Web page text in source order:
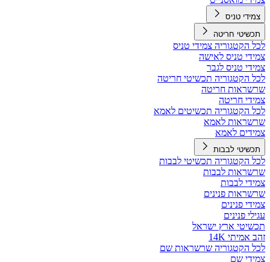
צמידי טניס
תכשיטי חריטה
לכל הקטגוריה צמידי טניס
צמידי טניס לאישה
צמידי טניס לגבר
לכל הקטגוריה תכשיטי חריטה
שרשראות חריטה
צמידי חריטה
לכל הקטגוריה תכשיטים לאמא
שרשראות לאמא
צמידים לאמא
תכשיטי לבבות
לכל הקטגוריה תכשיטי לבבות
שרשראות לבבות
צמידי לבבות
שרשראות פנינים
צמידי פנינים
עגילי פנינים
תכשיטי ארץ ישראל
זהב אמיתי 14K
לכל הקטגוריה שרשראות שם
צמידי שם